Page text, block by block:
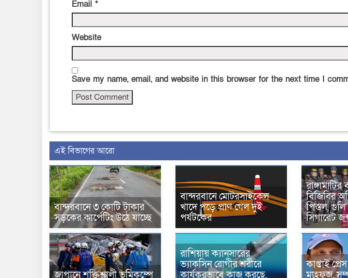
Email *
Website
Save my name, email, and website in this browser for the next time I
এই বিভাগের আরো
বান্দরবানে ৩ কোটি টাকার
সড়কের কার্পেটিং উঠে যাচ্ছে
বান্দরবানে মোটরসাইকেল
খাদে পড়ে প্রাণ গেল দুই
পর্যটকের
বিজিবির
পিস্তল,
সিগারেট
জাপানে শক্তিশালী ভূমিকম্পে
রাশিয়ায় ক্যানসারের
ভ্যাকসিন রোগীর শরীরে
কার্যকরভাবে কাজ করছে,
কাপ্তাই
মাহফুজ,